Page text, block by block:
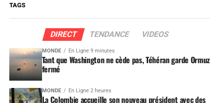
TAGS
DIRECT TENDANCE VIDEOS
MONDE En Ligne 9 minutes
Tant que Washington ne cède pas, Téhéran garde Ormuz
fermé
MONDE En Ligne 2 heures
La Colombie accueille son nouveau président avec des